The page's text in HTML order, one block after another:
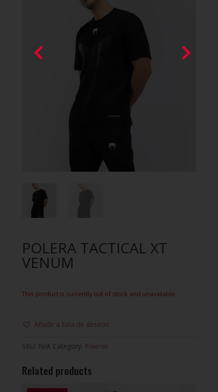
POLERA TACTICAL XT
VENUM
This product is currently out of stock and unavailable.
Añadir a lista de deseos
SKU: N/A Category: Poleras
Related products